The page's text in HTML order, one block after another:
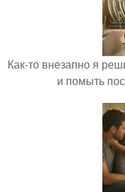
Как-то внезапно я
и помыть